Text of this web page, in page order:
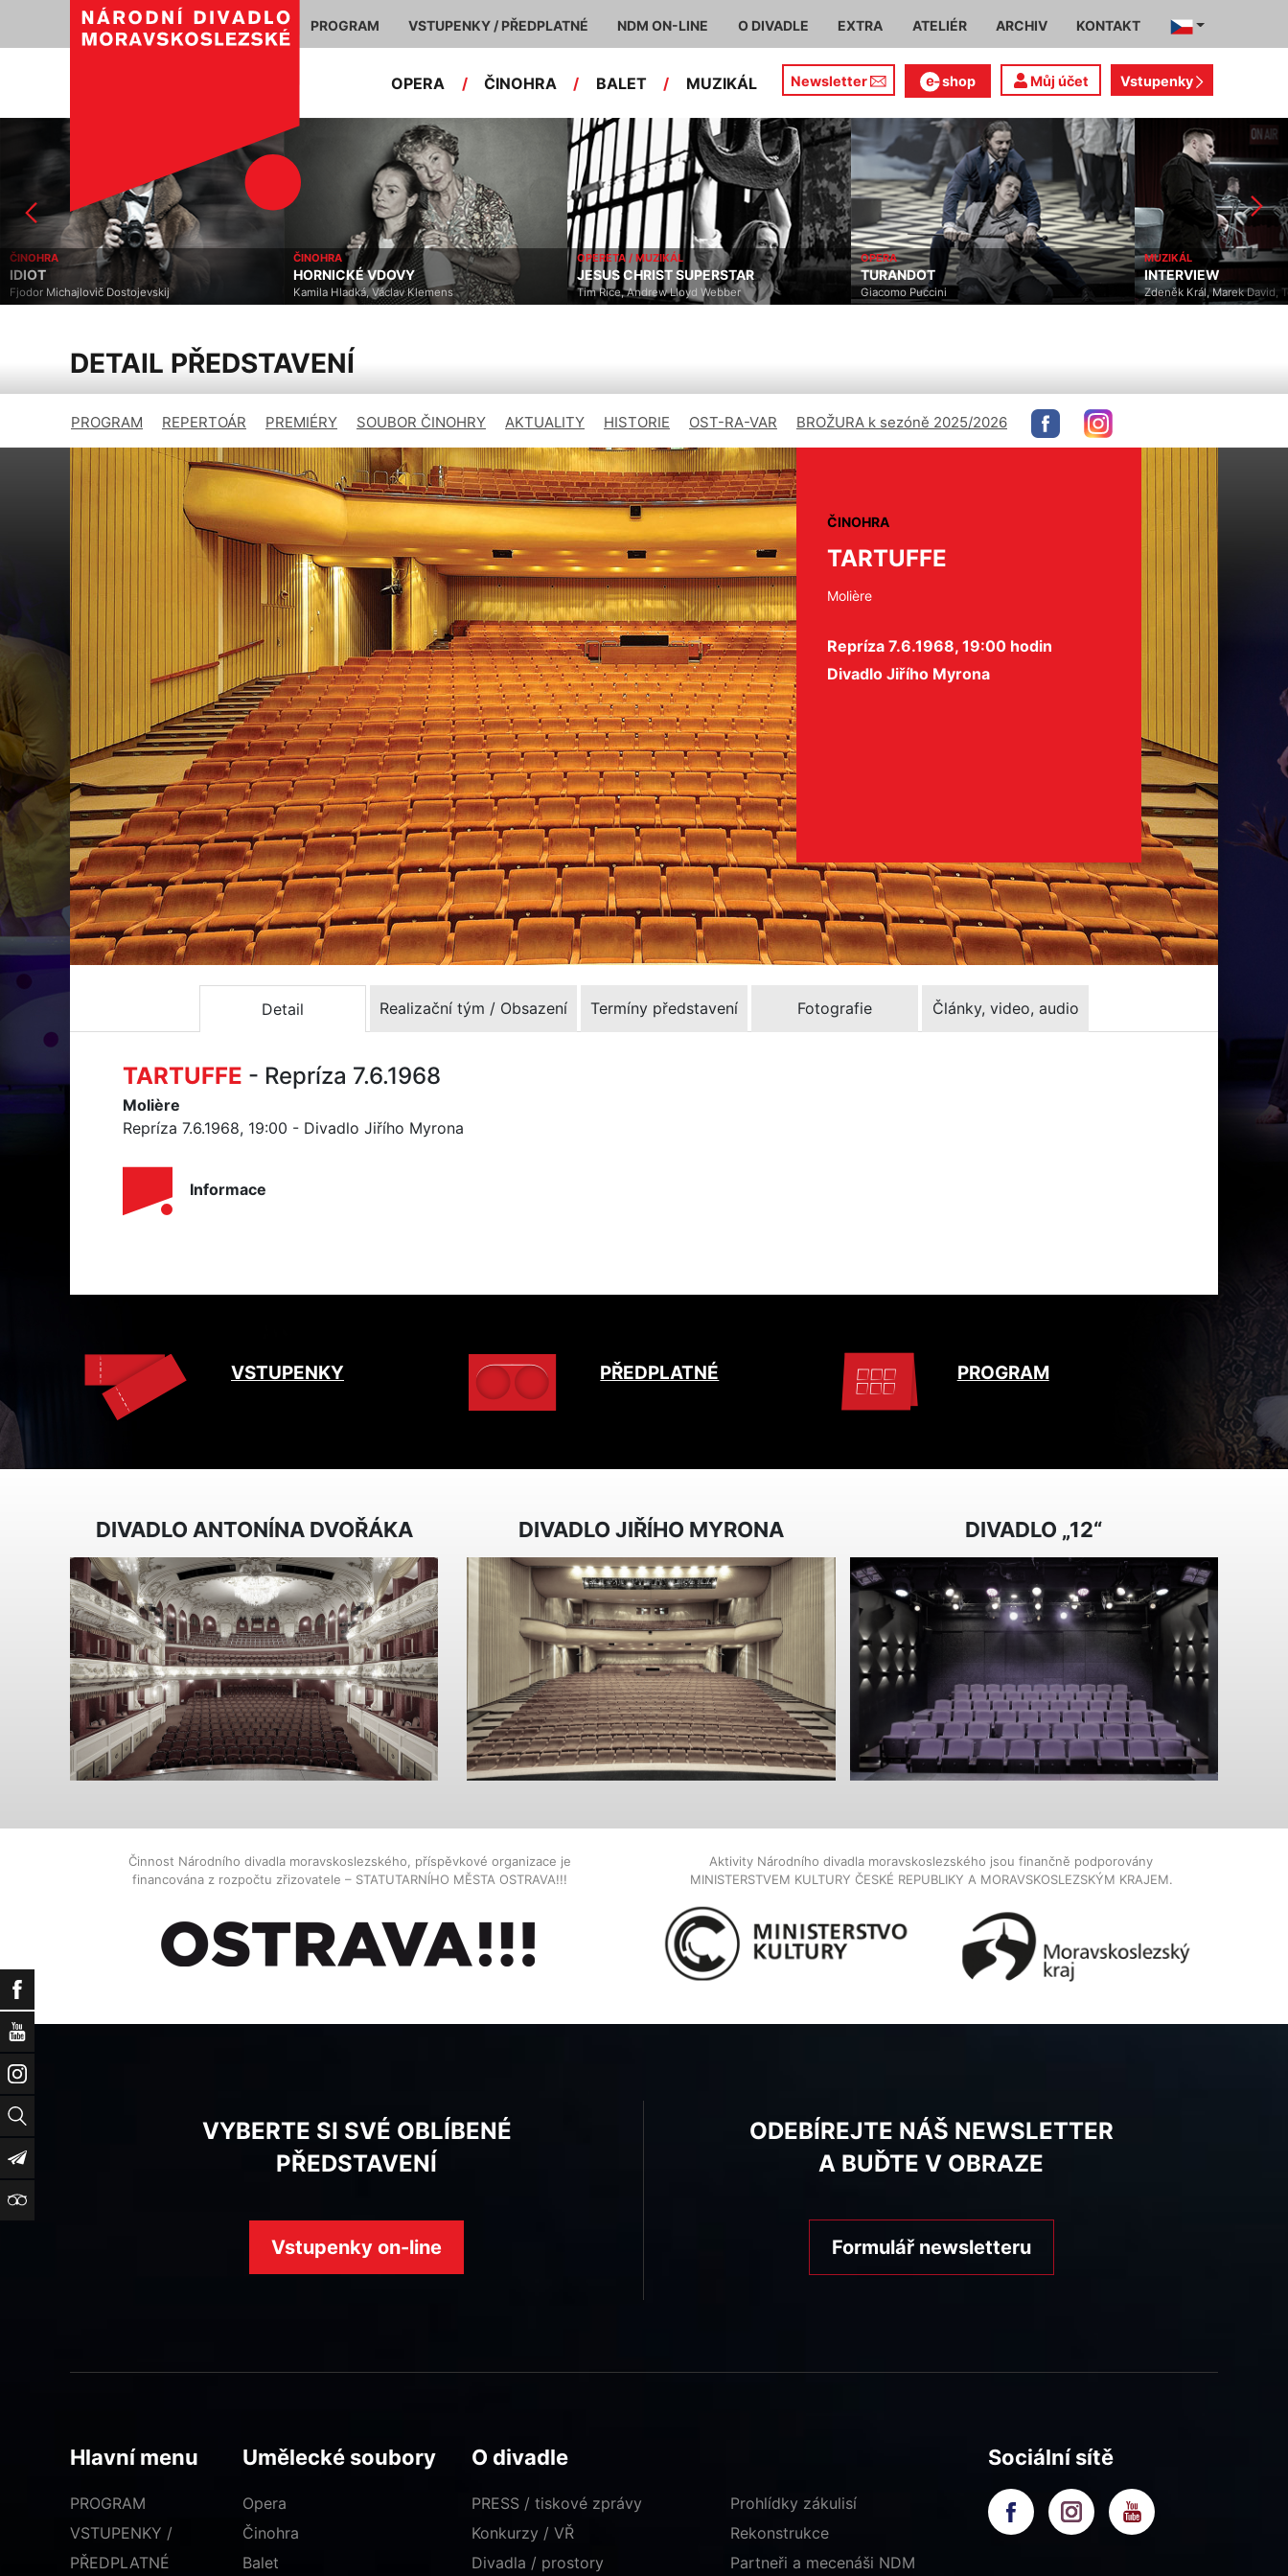
Facebook
YouTube
Instagram
Vyhledat
Newsletter
TripAdvisor
PROGRAM VSTUPENKY / PŘEDPLATNÉ NDM ON-LINE O DIVADLE EXTRA ATELIÉR ARCHIV KONTAKT
OPERA / ČINOHRA / BALET / MUZIKÁL Newsletter shop Můj účet Vstupenky
ČINOHRA
HORNICKÉ VDOVY
Kamila Hladká, Václav Klemens
OPERETA / MUZIKÁL
JESUS CHRIST SUPERSTAR
Tim Rice, Andrew Lloyd Webber
OPERA
TURANDOT
Giacomo Puccini
MUZIKÁL
INTERVIEW
Zdeněk Král, Marek David, Tomáš Novotný
OPERA
PŘÍHODY
Leoš Janáček
DETAIL PŘEDSTAVENÍ
PROGRAM REPERTOÁR PREMIÉRY SOUBOR ČINOHRY AKTUALITY HISTORIE OST-RA-VAR BROŽURA k sezóně 2025/2026
ČINOHRA
TARTUFFE
Molière
Repríza 7.6.1968, 19:00 hodin
Divadlo Jiřího Myrona
Detail Realizační tým / Obsazení Termíny představení Fotografie Články, video, audio
TARTUFFE - Repríza 7.6.1968
Molière
Repríza 7.6.1968, 19:00 - Divadlo Jiřího Myrona
Informace
VSTUPENKY PŘEDPLATNÉ PROGRAM
DIVADLO ANTONÍNA DVOŘÁKA DIVADLO JIŘÍHO MYRONA DIVADLO „12“
Činnost Národního divadla moravskoslezského, příspěvkové organizace je
financována z rozpočtu zřizovatele – STATUTARNÍHO MĚSTA OSTRAVA!!!
Aktivity Národního divadla moravskoslezského jsou finančně podporovány
MINISTERSTVEM KULTURY ČESKÉ REPUBLIKY A MORAVSKOSLEZSKÝM KRAJEM.
VYBERTE SI SVÉ OBLÍBENÉ
PŘEDSTAVENÍ
Vstupenky on-line
ODEBÍREJTE NÁŠ NEWSLETTER
A BUĎTE V OBRAZE
Formulář newsletteru
Hlavní menu
PROGRAM
VSTUPENKY /
PŘEDPLATNÉ
Umělecké soubory
Opera
Činohra
Balet
O divadle
PRESS / tiskové zprávy
Konkurzy / VŘ
Divadla / prostory
Prohlídky zákulisí
Rekonstrukce
Partneři a mecenáši NDM
Sociální sítě